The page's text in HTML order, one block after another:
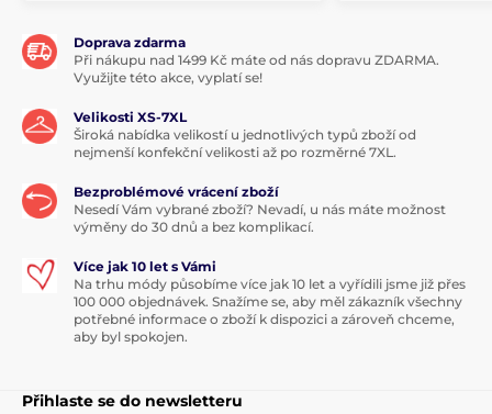
Doprava zdarma
Při nákupu nad 1499 Kč máte od nás dopravu ZDARMA.
Využijte této akce, vyplatí se!
Velikosti XS-7XL
Široká nabídka velikostí u jednotlivých typů zboží od
nejmenší konfekční velikosti až po rozměrné 7XL.
Bezproblémové vrácení zboží
Nesedí Vám vybrané zboží? Nevadí, u nás máte možnost
výměny do 30 dnů a bez komplikací.
Více jak 10 let s Vámi
Na trhu módy působíme více jak 10 let a vyřídili jsme již přes
100 000 objednávek. Snažíme se, aby měl zákazník všechny
potřebné informace o zboží k dispozici a zároveň chceme,
aby byl spokojen.
Přihlaste se do newsletteru